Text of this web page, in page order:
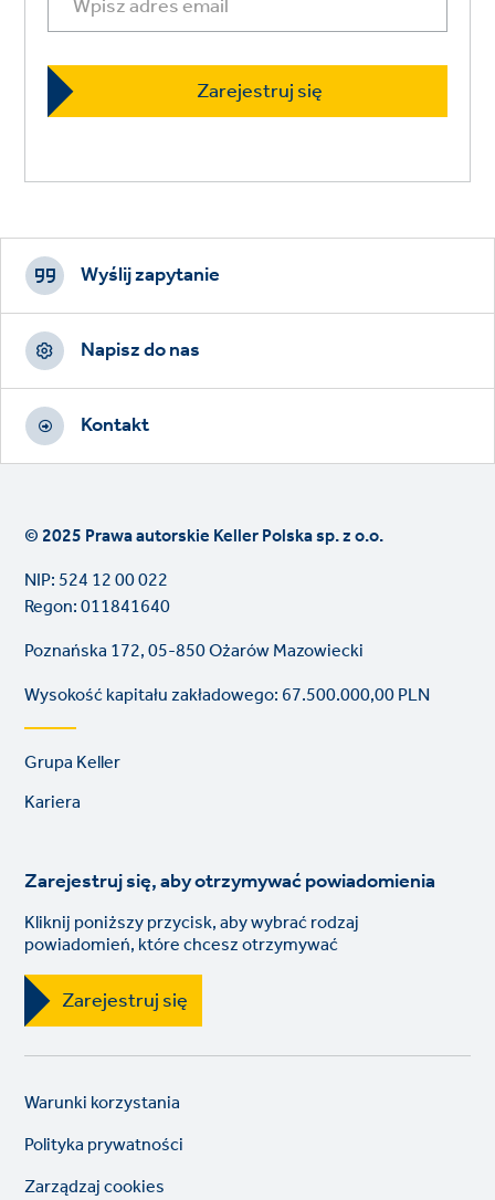
Footer
CTAs
Wyślij zapytanie
Napisz do nas
Kontakt
© 2025 Prawa autorskie Keller Polska sp. z o.o.
NIP: 524 12 00 022
Regon: 011841640
Poznańska 172, 05-850 Ożarów Mazowiecki
Wysokość kapitału zakładowego: 67.500.000,00 PLN
Footer
links
Grupa Keller
Kariera
Zarejestruj się, aby otrzymywać powiadomienia
Kliknij poniższy przycisk, aby wybrać rodzaj
powiadomień, które chcesz otrzymywać
Zarejestruj się
Legal
links
Warunki korzystania
Polityka prywatności
Zarządzaj cookies